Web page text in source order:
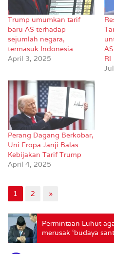
Trump umumkan tarif
baru AS terhadap
sejumlah negara,
termasuk Indonesia
April 3, 2025
RI
Perang Dagang Berkobar,
Uni Eropa Janji Balas
Kebijakan Tarif Trump
April 4, 2025
1 2 »
Permintaan Luhut
merusak ‘budaya
pengamat –